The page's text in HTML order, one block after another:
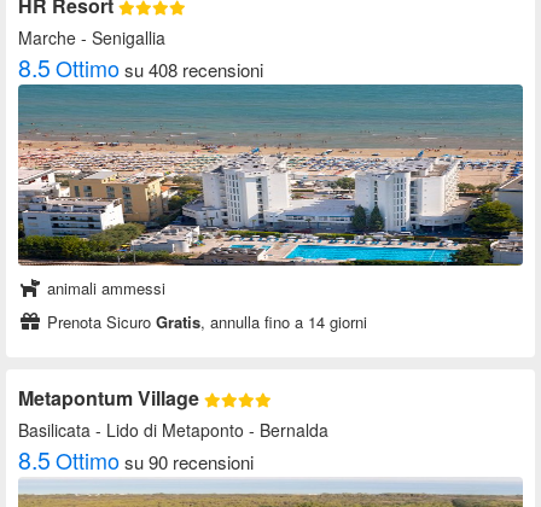
Marche - Senigallia
8.5Ottimosu 408 recensioni
animali ammessi
Prenota Sicuro Gratis, annulla fino a 14 giorni
Metapontum Village
Basilicata - Lido di Metaponto - Bernalda
8.5Ottimosu 90 recensioni